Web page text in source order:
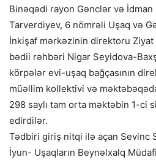
Binəqədi rayon Gənclər və
Tarverdiyev, 6 nömrəli Uşaq və
İnkişaf mərkəzinin direktoru Ziyat
bədii rəhbəri Nigar Seyidova-
körpələr evi-uşaq bağçasının
müəllim kollektivi və
298 saylı tam orta məktəbin 1-ci
edirdilər.
Tədbiri giriş nitqi ilə açan Sevinc
İyun- Uşaqların Beynəlxalq